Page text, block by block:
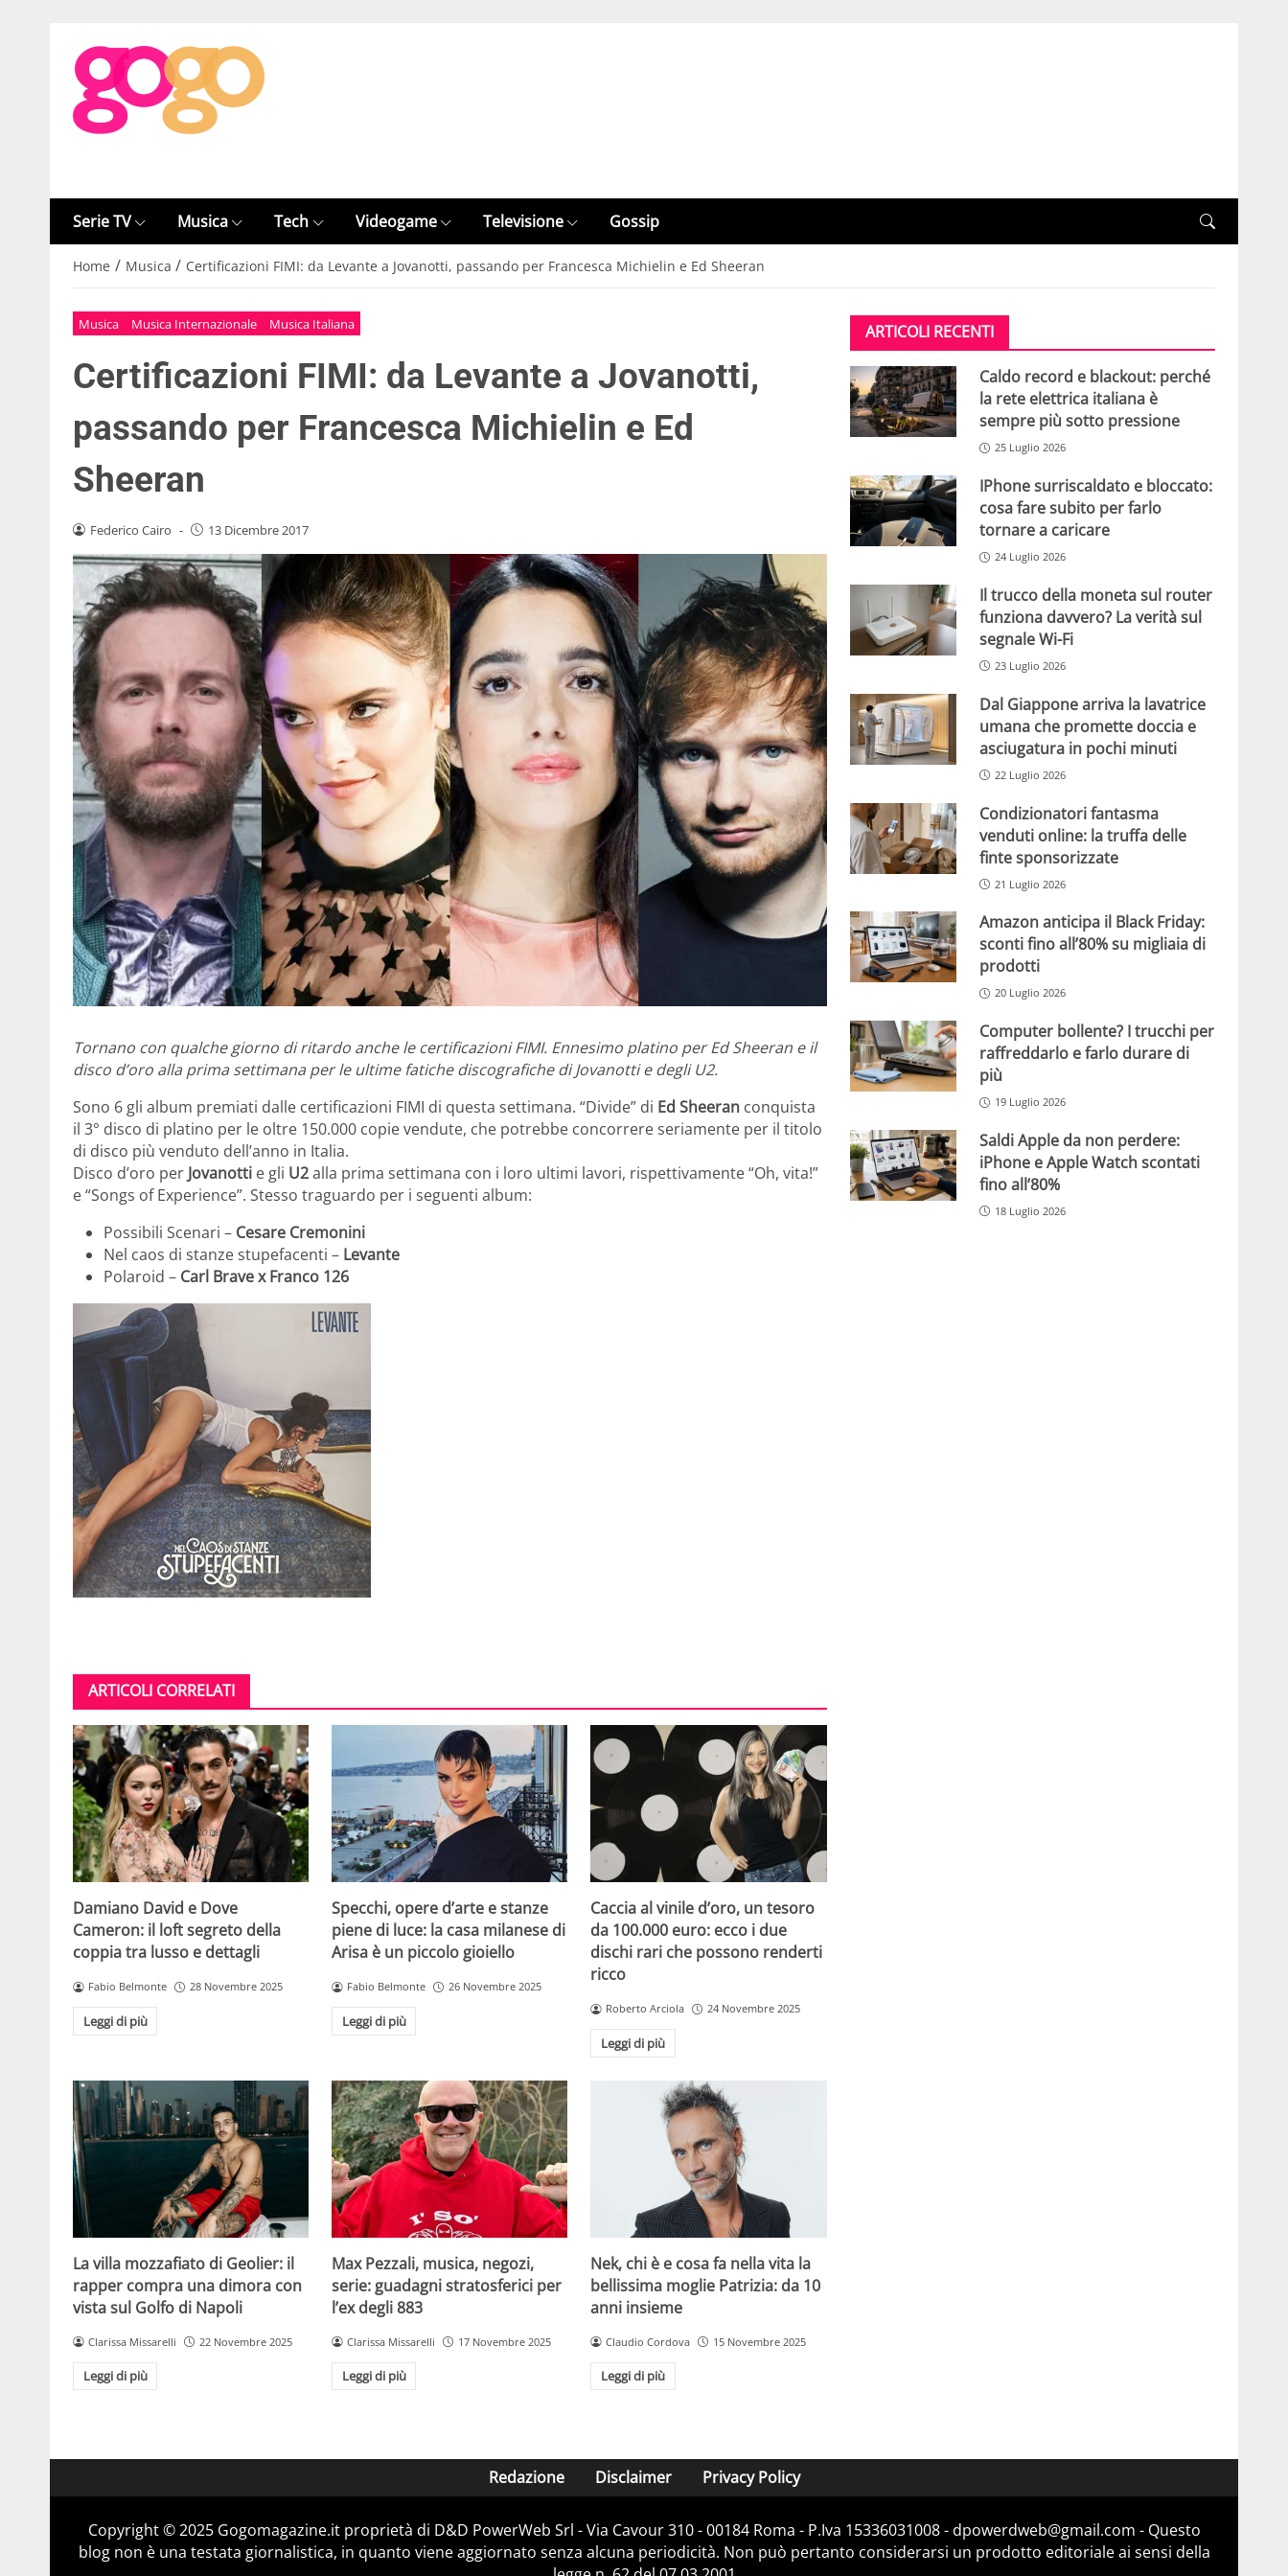
Serie TV Musica Tech Videogame Televisione Gossip
Home / Musica / Certificazioni FIMI: da Levante a Jovanotti, passando per Francesca Michielin e Ed Sheeran
Musica Musica Internazionale Musica Italiana
Certificazioni FIMI: da Levante a Jovanotti,
passando per Francesca Michielin e Ed
Sheeran
Federico Cairo - 13 Dicembre 2017
Tornano con qualche giorno di ritardo anche le certificazioni FIMI. Ennesimo platino per Ed Sheeran e il
disco d’oro alla prima settimana per le ultime fatiche discografiche di Jovanotti e degli U2.
Sono 6 gli album premiati dalle certificazioni FIMI di questa settimana. “Divide” di Ed Sheeran conquista
il 3° disco di platino per le oltre 150.000 copie vendute, che potrebbe concorrere seriamente per il titolo
di disco più venduto dell’anno in Italia.
Disco d’oro per Jovanotti e gli U2alla prima settimana con i loro ultimi lavori, rispettivamente “Oh, vita!”
e “Songs of Experience”. Stesso traguardo per i seguenti album:
Possibili Scenari – Cesare Cremonini
Nel caos di stanze stupefacenti – Levante
Polaroid – Carl Brave x Franco 126
ARTICOLI CORRELATI
Damiano David e Dove
Cameron: il loft segreto della
coppia tra lusso e dettagli
Fabio Belmonte 28 Novembre 2025
Leggi di più
Specchi, opere d’arte e stanze
piene di luce: la casa milanese di
Arisa è un piccolo gioiello
Fabio Belmonte 26 Novembre 2025
Leggi di più
Caccia al vinile d’oro, un tesoro
da 100.000 euro: ecco i due
dischi rari che possono renderti
ricco
Roberto Arciola 24 Novembre 2025
Leggi di più
La villa mozzafiato di Geolier: il
rapper compra una dimora con
vista sul Golfo di Napoli
Clarissa Missarelli 22 Novembre 2025
Leggi di più
Max Pezzali, musica, negozi,
serie: guadagni stratosferici per
l’ex degli 883
Clarissa Missarelli 17 Novembre 2025
Leggi di più
Nek, chi è e cosa fa nella vita la
bellissima moglie Patrizia: da 10
anni insieme
Claudio Cordova 15 Novembre 2025
Leggi di più
ARTICOLI RECENTI
Caldo record e blackout: perché
la rete elettrica italiana è
sempre più sotto pressione
25 Luglio 2026
IPhone surriscaldato e bloccato:
cosa fare subito per farlo
tornare a caricare
24 Luglio 2026
Il trucco della moneta sul router
funziona davvero? La verità sul
segnale Wi-Fi
23 Luglio 2026
Dal Giappone arriva la lavatrice
umana che promette doccia e
asciugatura in pochi minuti
22 Luglio 2026
Condizionatori fantasma
venduti online: la truffa delle
finte sponsorizzate
21 Luglio 2026
Amazon anticipa il Black Friday:
sconti fino all’80% su migliaia di
prodotti
20 Luglio 2026
Computer bollente? I trucchi per
raffreddarlo e farlo durare di
più
19 Luglio 2026
Saldi Apple da non perdere:
iPhone e Apple Watch scontati
fino all’80%
18 Luglio 2026
Redazione Disclaimer Privacy Policy
Copyright © 2025 Gogomagazine.it proprietà di D&D PowerWeb Srl - Via Cavour 310 - 00184 Roma - P.Iva 15336031008 - dpowerdweb@gmail.com - Questo
blog non è una testata giornalistica, in quanto viene aggiornato senza alcuna periodicità. Non può pertanto considerarsi un prodotto editoriale ai sensi della